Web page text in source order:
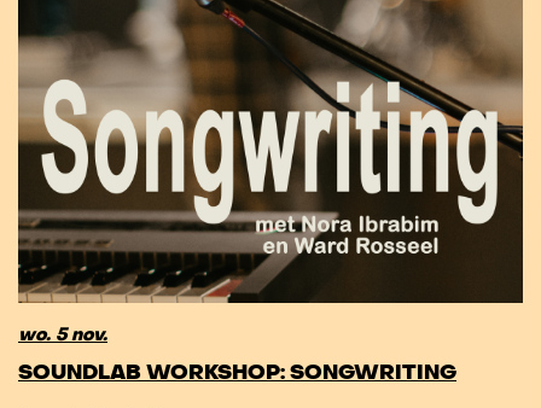
wo. 5 nov.
SOUNDLAB WORKSHOP: SONGWRITING